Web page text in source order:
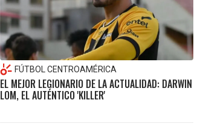
FÚTBOL CENTROAMÉRICA
EL MEJOR LEGIONARIO DE LA ACTUALIDAD: DARWIN
LOM, EL AUTÉNTICO 'KILLER'